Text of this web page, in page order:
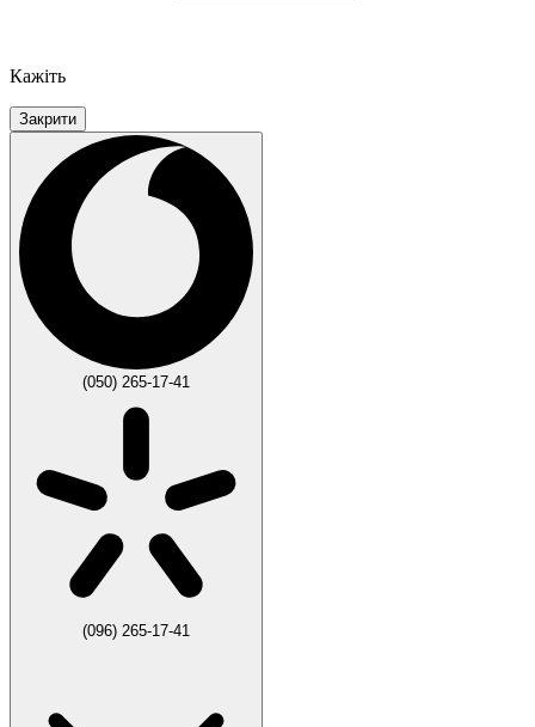
Кажіть
Закрити
(050) 265-17-41
(096) 265-17-41